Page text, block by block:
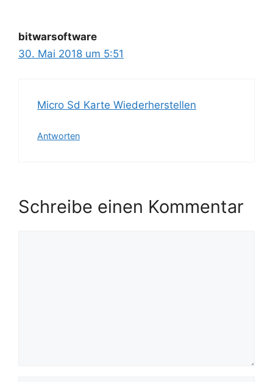
bitwarsoftware
30. Mai 2018 um 5:51
Micro Sd Karte Wiederherstellen
Antworten
Schreibe einen Kommentar